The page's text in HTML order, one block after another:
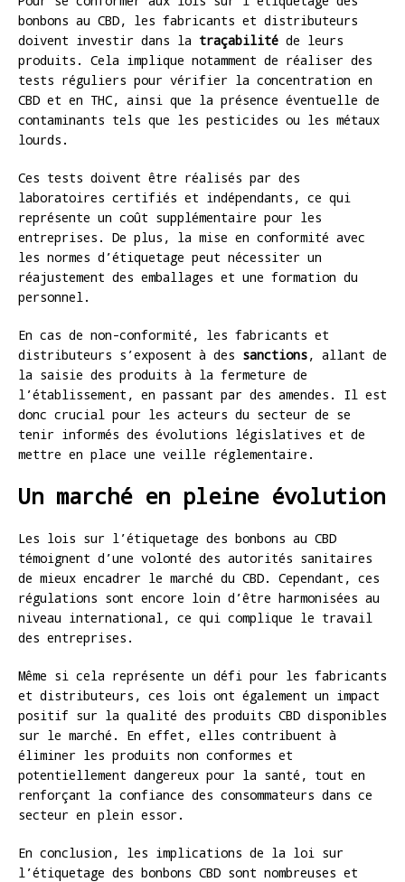
bonbons au CBD, les fabricants et distributeurs
doivent investir dans la traçabilité de leurs
produits. Cela implique notamment de réaliser des
tests réguliers pour vérifier la concentration en
CBD et en THC, ainsi que la présence éventuelle de
contaminants tels que les pesticides ou les métaux
lourds.
Ces tests doivent être réalisés par des
laboratoires certifiés et indépendants, ce qui
représente un coût supplémentaire pour les
entreprises. De plus, la mise en conformité avec
les normes d’étiquetage peut nécessiter un
réajustement des emballages et une formation du
personnel.
En cas de non-conformité, les fabricants et
distributeurs s’exposent à des sanctions, allant de
la saisie des produits à la fermeture de
l’établissement, en passant par des amendes. Il est
donc crucial pour les acteurs du secteur de se
tenir informés des évolutions législatives et de
mettre en place une veille réglementaire.
Un marché en pleine évolution
Les lois sur l’étiquetage des bonbons au CBD
témoignent d’une volonté des autorités sanitaires
de mieux encadrer le marché du CBD. Cependant, ces
régulations sont encore loin d’être harmonisées au
niveau international, ce qui complique le travail
des entreprises.
Même si cela représente un défi pour les fabricants
et distributeurs, ces lois ont également un impact
positif sur la qualité des produits CBD disponibles
sur le marché. En effet, elles contribuent à
éliminer les produits non conformes et
potentiellement dangereux pour la santé, tout en
renforçant la confiance des consommateurs dans ce
secteur en plein essor.
En conclusion, les implications de la loi sur
l’étiquetage des bonbons CBD sont nombreuses et